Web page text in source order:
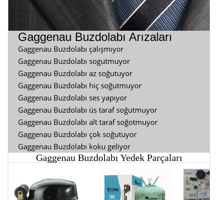
Gaggenau Buzdolabı Arızaları
Gaggenau Buzdolabı çalışmıyor
Gaggenau Buzdolabı sogutmuyor
Gaggenau Buzdolabı az soğutuyor
Gaggenau Buzdolabı hiç soğutmuyor
Gaggenau Buzdolabı ses yapıyor
Gaggenau Buzdolabı üs taraf soğutmuyor
Gaggenau Buzdolabı alt taraf soğotmuyor
Gaggenau Buzdolabı çok soğutuyor
Gaggenau Buzdolabı koku geliyor
Gaggenau Buzdolabı Yedek Parçaları